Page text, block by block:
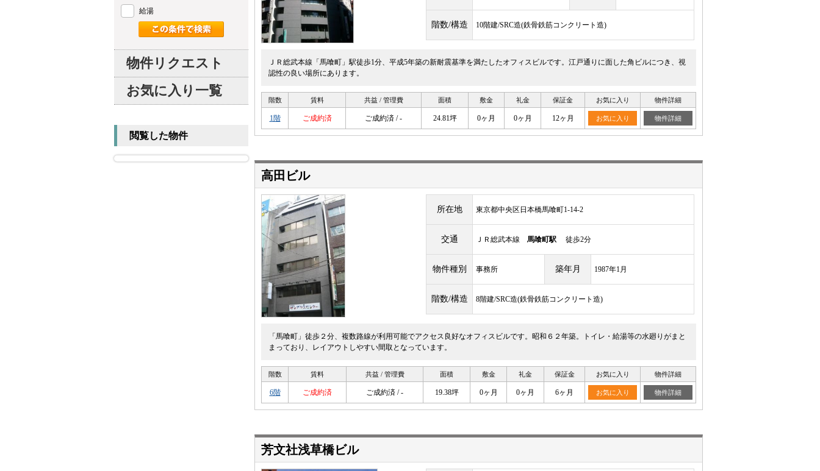
階数/構造 10階建/SRC造(鉄骨鉄筋コンクリート造)
ＪＲ総武本線「馬喰町」駅徒歩1分、平成5年築の新耐震基準を満たしたオフィスビルです。江戸通りに面した角ビルにつき、視
認性の良い場所にあります。
階数 賃料 共益 / 管理費 面積 敷金 礼金 保証金 お気に入り 物件詳細
1階 ご成約済 ご成約済 / - 24.81坪 0ヶ月 0ヶ月 12ヶ月 お気に入り 物件詳細
高田ビル
所在地 東京都中央区日本橋馬喰町1-14-2
交通 ＪＲ総武本線 馬喰町駅 徒歩2分
物件種別 事務所 築年月 1987年1月
階数/構造 8階建/SRC造(鉄骨鉄筋コンクリート造)
「馬喰町」徒歩２分、複数路線が利用可能でアクセス良好なオフィスビルです。昭和６２年築。トイレ・給湯等の水廻りがまと
まっており、レイアウトしやすい間取となっています。
階数 賃料 共益 / 管理費 面積 敷金 礼金 保証金 お気に入り 物件詳細
6階 ご成約済 ご成約済 / - 19.38坪 0ヶ月 0ヶ月 6ヶ月 お気に入り 物件詳細
芳文社浅草橋ビル
給湯
物件リクエスト
お気に入り一覧
閲覧した物件